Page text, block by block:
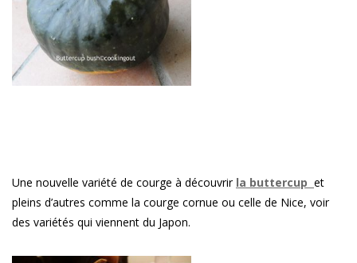
Une nouvelle variété de courge à découvrir la buttercup et
pleins d’autres comme la courge cornue ou celle de Nice, voir
des variétés qui viennent du Japon.